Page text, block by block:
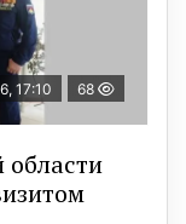
17:10 68
области